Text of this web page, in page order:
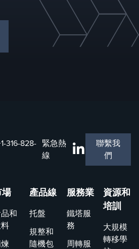
316-828- 緊急熱
線
聯繫我
們
和
產品線
托盤
規整和
隨機包
服務業
鐵塔服
務
周轉服
資源和
培訓
大規模
轉移學